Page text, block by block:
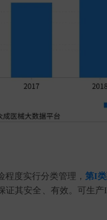
程度实行分类管理，第I
证其安全、有效。可生